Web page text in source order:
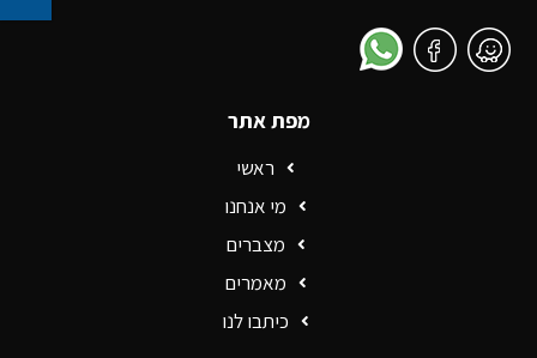
מפת אתר
ראשי
מי אנחנו
מצברים
מאמרים
כיתבו לנו